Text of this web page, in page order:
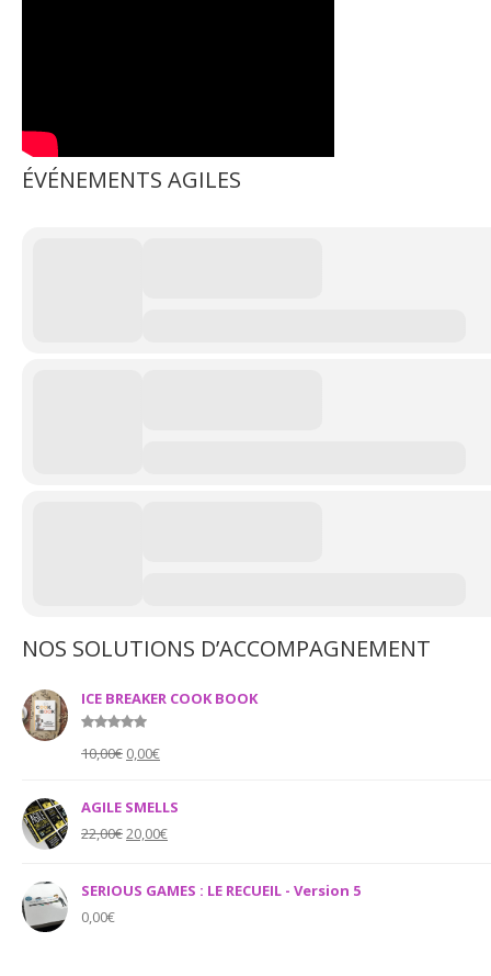
ÉVÉNEMENTS AGILES
NOS SOLUTIONS D’ACCOMPAGNEMENT
ICE BREAKER COOK BOOK
out of 5
10,00€ Original
was:
10,00€.
0,00€Current
is:
0,00€.
AGILE SMELLS
22,00€Original
was:
20,00€Current
is:
SERIOUS GAMES : LE RECUEIL - Version 5
0,00€